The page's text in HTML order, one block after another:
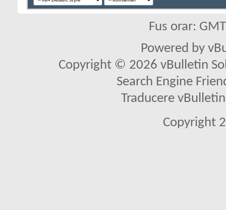
Fus orar:
Powered by
Copyright © 2026 vBulletin
Search Engine
Traducere
Copyright